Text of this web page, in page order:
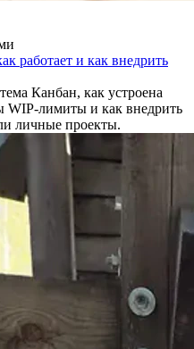
работает и как внедрить
Канбан, как устроена
WIP-лимиты и как внедрить
личные проекты.